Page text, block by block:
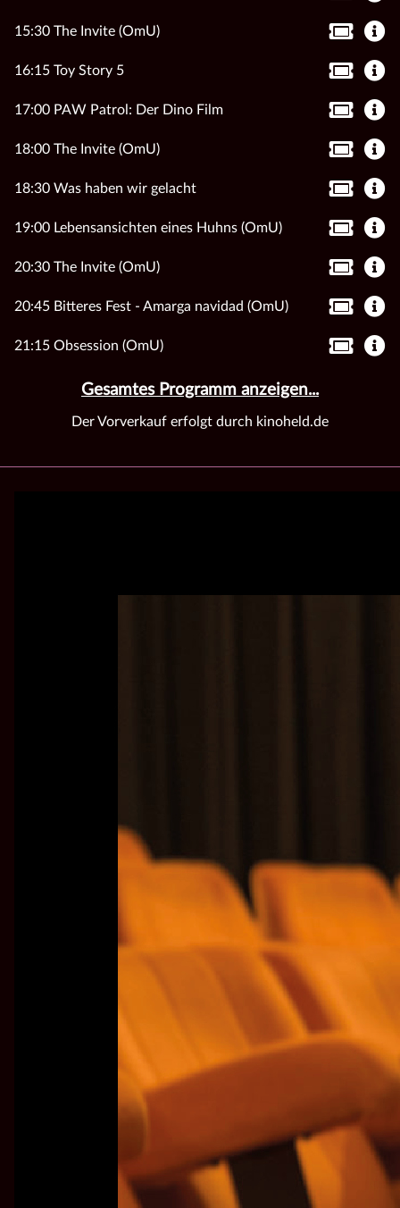
15:30 The Invite (OmU)
16:15 Toy Story 5
17:00 PAW Patrol: Der Dino Film
18:00 The Invite (OmU)
18:30 Was haben wir gelacht
19:00 Lebensansichten eines Huhns (OmU)
20:30 The Invite (OmU)
20:45 Bitteres Fest - Amarga navidad (OmU)
21:15 Obsession (OmU)
Gesamtes Programm anzeigen...
Der Vorverkauf erfolgt durch kinoheld.de